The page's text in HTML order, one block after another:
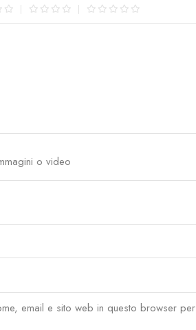
o video
email e sito web in questo browser